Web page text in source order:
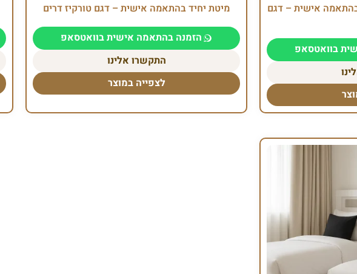
בהתאמה אישית – דגם
בוואטסאפ
מיטת יחיד בהתאמה אישית – דגם טורקיז דרים
הזמנה בהתאמה אישית בוואטסאפ
התקשרו אלינו
לצפייה במוצר